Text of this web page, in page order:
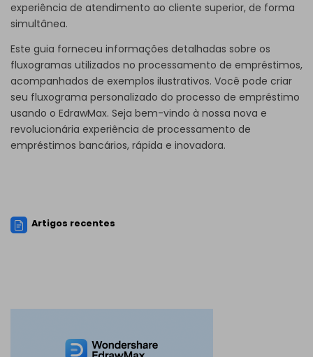
experiência de atendimento ao cliente superior, de forma
simultânea.
Este guia forneceu informações detalhadas sobre os
fluxogramas utilizados no processamento de empréstimos,
acompanhados de exemplos ilustrativos. Você pode criar
seu fluxograma personalizado do processo de empréstimo
usando o EdrawMax. Seja bem-vindo à nossa nova e
revolucionária experiência de processamento de
empréstimos bancários, rápida e inovadora.
Artigos recentes